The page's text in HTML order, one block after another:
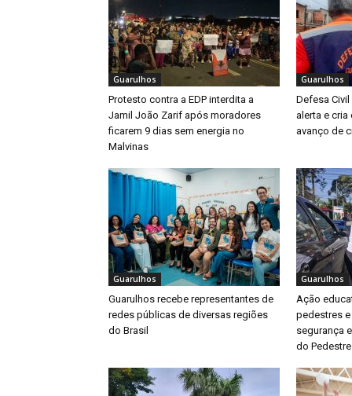
Guarulhos
Protesto contra a EDP interdita a
Jamil João Zarif após moradores
ficarem 9 dias sem energia no
Malvinas
Guarulhos
Defesa
alerta e
avanço de
Guarulhos
Guarulhos recebe representantes de
redes públicas de diversas regiões
do Brasil
Guarulhos
Ação
pedestres
segurança
do Pedestre